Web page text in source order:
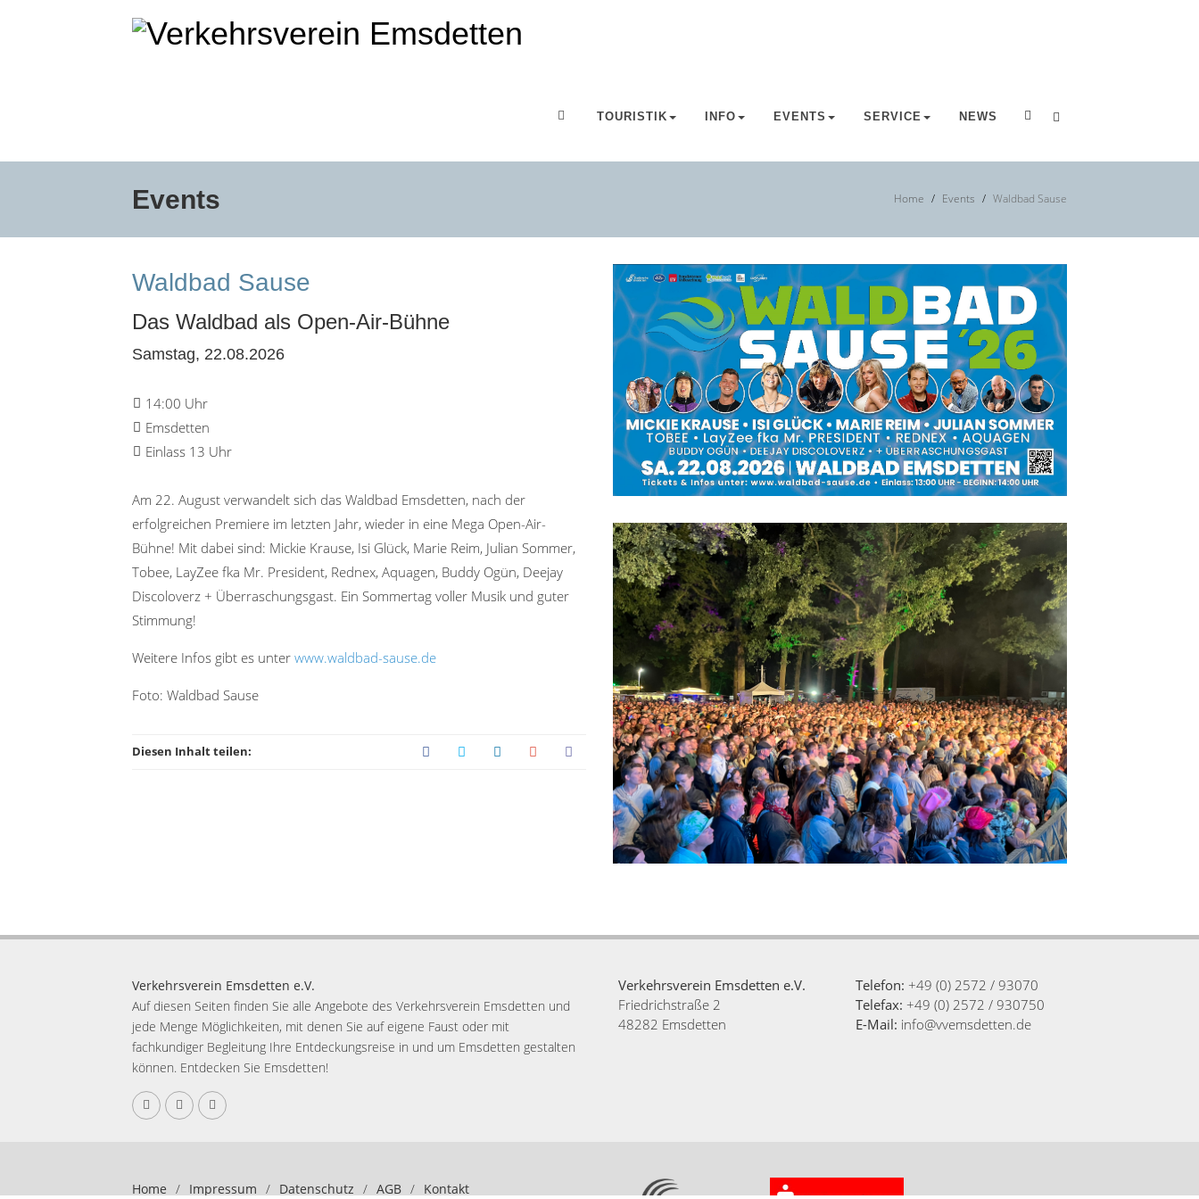
TOURISTIK INFO EVENTS SERVICE NEWS
Events Home Events Waldbad Sause
Waldbad Sause
Das Waldbad als Open-Air-Bühne
Samstag, 22.08.2026
14:00 Uhr
Emsdetten
Einlass 13 Uhr
Am 22. August verwandelt sich das Waldbad Emsdetten, nach der
erfolgreichen Premiere im letzten Jahr, wieder in eine Mega Open-Air-
Bühne! Mit dabei sind: Mickie Krause, Isi Glück, Marie Reim, Julian Sommer,
Tobee, LayZee fka Mr. President, Rednex, Aquagen, Buddy Ogün, Deejay
Discoloverz + Überraschungsgast. Ein Sommertag voller Musik und guter
Stimmung!
Weitere Infos gibt es unter www.waldbad-sause.de
Foto: Waldbad Sause
Diesen Inhalt teilen:
Verkehrsverein Emsdetten e.V.
Auf diesen Seiten finden Sie alle Angebote des Verkehrsverein Emsdetten und
jede Menge Möglichkeiten, mit denen Sie auf eigene Faust oder mit
fachkundiger Begleitung Ihre Entdeckungsreise in und um Emsdetten gestalten
können. Entdecken Sie Emsdetten!
Verkehrsverein Emsdetten e.V.
Friedrichstraße 2
48282 Emsdetten
Telefon: +49 (0) 2572 / 93070
Telefax: +49 (0) 2572 / 930750
E-Mail: info@vvemsdetten.de
Home / Impressum / Datenschutz / AGB / Kontakt